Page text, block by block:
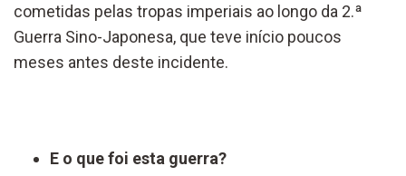
cometidas pelas tropas imperiais ao longo da 2.ª
Guerra Sino-Japonesa, que teve início poucos
meses antes deste incidente.
E o que foi esta guerra?